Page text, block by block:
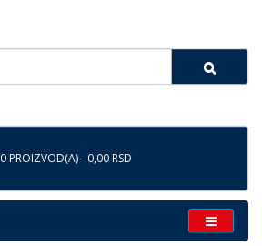
0 PROIZVOD(A) - 0,00 RSD